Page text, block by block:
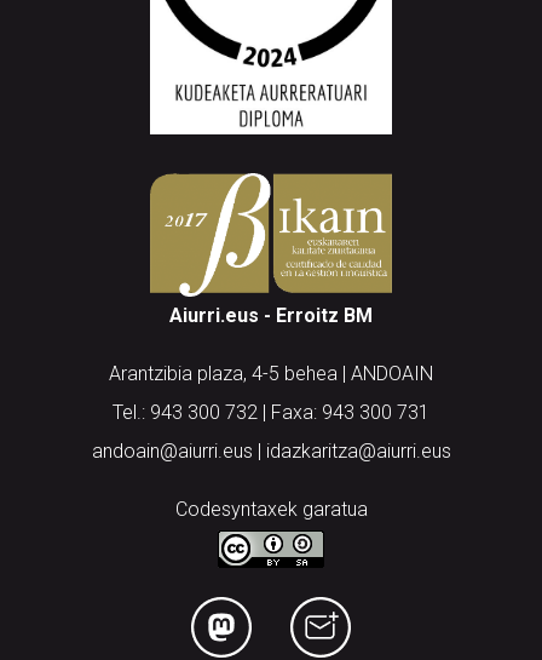
Aiurri.eus - Erroitz BM
Arantzibia plaza, 4-5 behea | ANDOAIN
Tel.: 943 300 732 | Faxa: 943 300 731
andoain@aiurri.eus | idazkaritza@aiurri.eus
Codesyntaxek garatua